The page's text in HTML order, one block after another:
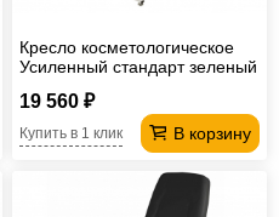
Кресло косметологическое
Усиленный стандарт зеленый
19 560 ₽
В корзину
Купить в 1 клик